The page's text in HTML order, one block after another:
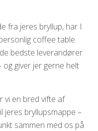
fra jeres bryllup, har I
coffee table
bedste leverandører
giver jer gerne helt
vi en bred vifte af
jeres bryllupsmappe –
sammen med os på